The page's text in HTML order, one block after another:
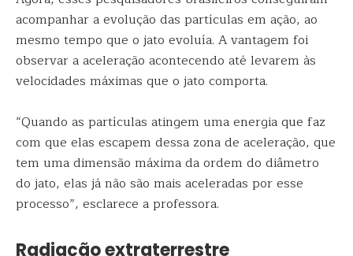
acompanhar a evolução das partículas em ação, ao
mesmo tempo que o jato evoluía. A vantagem foi
observar a aceleração acontecendo até levarem às
velocidades máximas que o jato comporta.
“Quando as partículas atingem uma energia que faz
com que elas escapem dessa zona de aceleração, que
tem uma dimensão máxima da ordem do diâmetro
do jato, elas já não são mais aceleradas por esse
processo”, esclarece a professora.
Radiação extraterrestre